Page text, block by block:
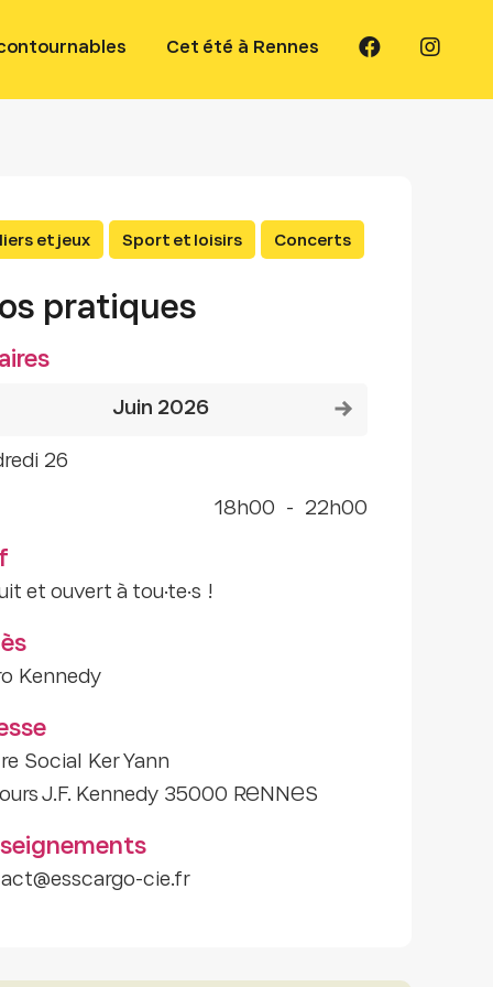
Cet été à Rennes
et jeux Sport et loisirs Concerts
pratiques
Voir le mois précédentjuin 2026
26
18h00 - 22h00
et ouvert à tou·te·s !
Kennedy
Social Ker Yann
J.F. Kennedy 35000 RENNES
cie.fr